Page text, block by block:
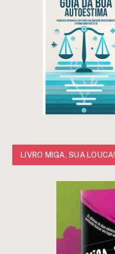
LIVRO MIGA, SUA LOUCA!